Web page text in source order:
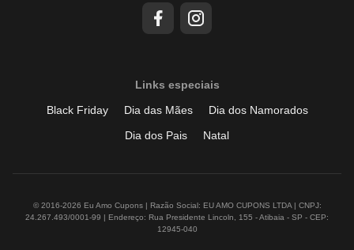
Links especiais
Black Friday
Dia das Mães
Dia dos Namorados
Dia dos Pais
Natal
© 2016-2026 Eu Amo Cupons | Razão Social: EU AMO CUPONS LTDA | CNPJ:
24.267.493/0001-99 | Endereço: Rua Presidente Lincoln, 155 - Atibaia - SP - CEP:
12945-040